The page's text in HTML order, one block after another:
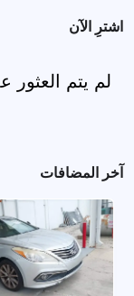
اشترِ الآن
لم يتم
آخر المضافات